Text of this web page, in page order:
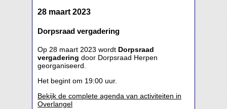
28 maart 2023
Dorpsraad vergadering
Op 28 maart 2023 wordt Dorpsraad
vergadering door Dorpsraad Herpen
georganiseerd.
Het begint om 19:00 uur.
Bekijk de complete agenda van activiteiten in
Overlangel